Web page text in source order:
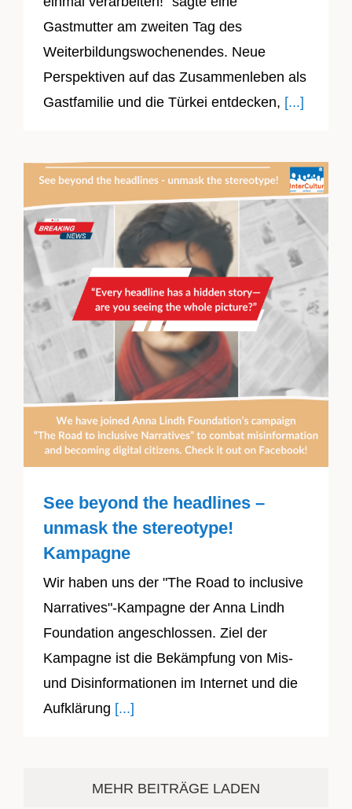
Gastmutter am zweiten Tag des
Weiterbildungswochenendes. Neue
Perspektiven auf das Zusammenleben als
Gastfamilie und die Türkei entdecken, [...]
See beyond the headlines –
unmask the stereotype!
Kampagne
Wir haben uns der "The Road to inclusive
Narratives"-Kampagne der Anna Lindh
Foundation angeschlossen. Ziel der
Kampagne ist die Bekämpfung von Mis-
und Disinformationen im Internet und die
Aufklärung [...]
MEHR BEITRÄGE LADEN